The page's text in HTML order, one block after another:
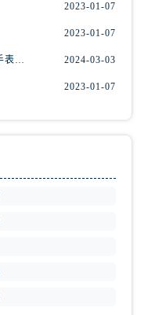
山西省吕梁市离石区永宁中路与建设街交叉口浪琴售后服务中心（需提前预约）
2023-01-07
2023-01-07
更换浪琴手表的指针方法有哪些?(手表指针的种类?) 2024-03-03
2023-01-07